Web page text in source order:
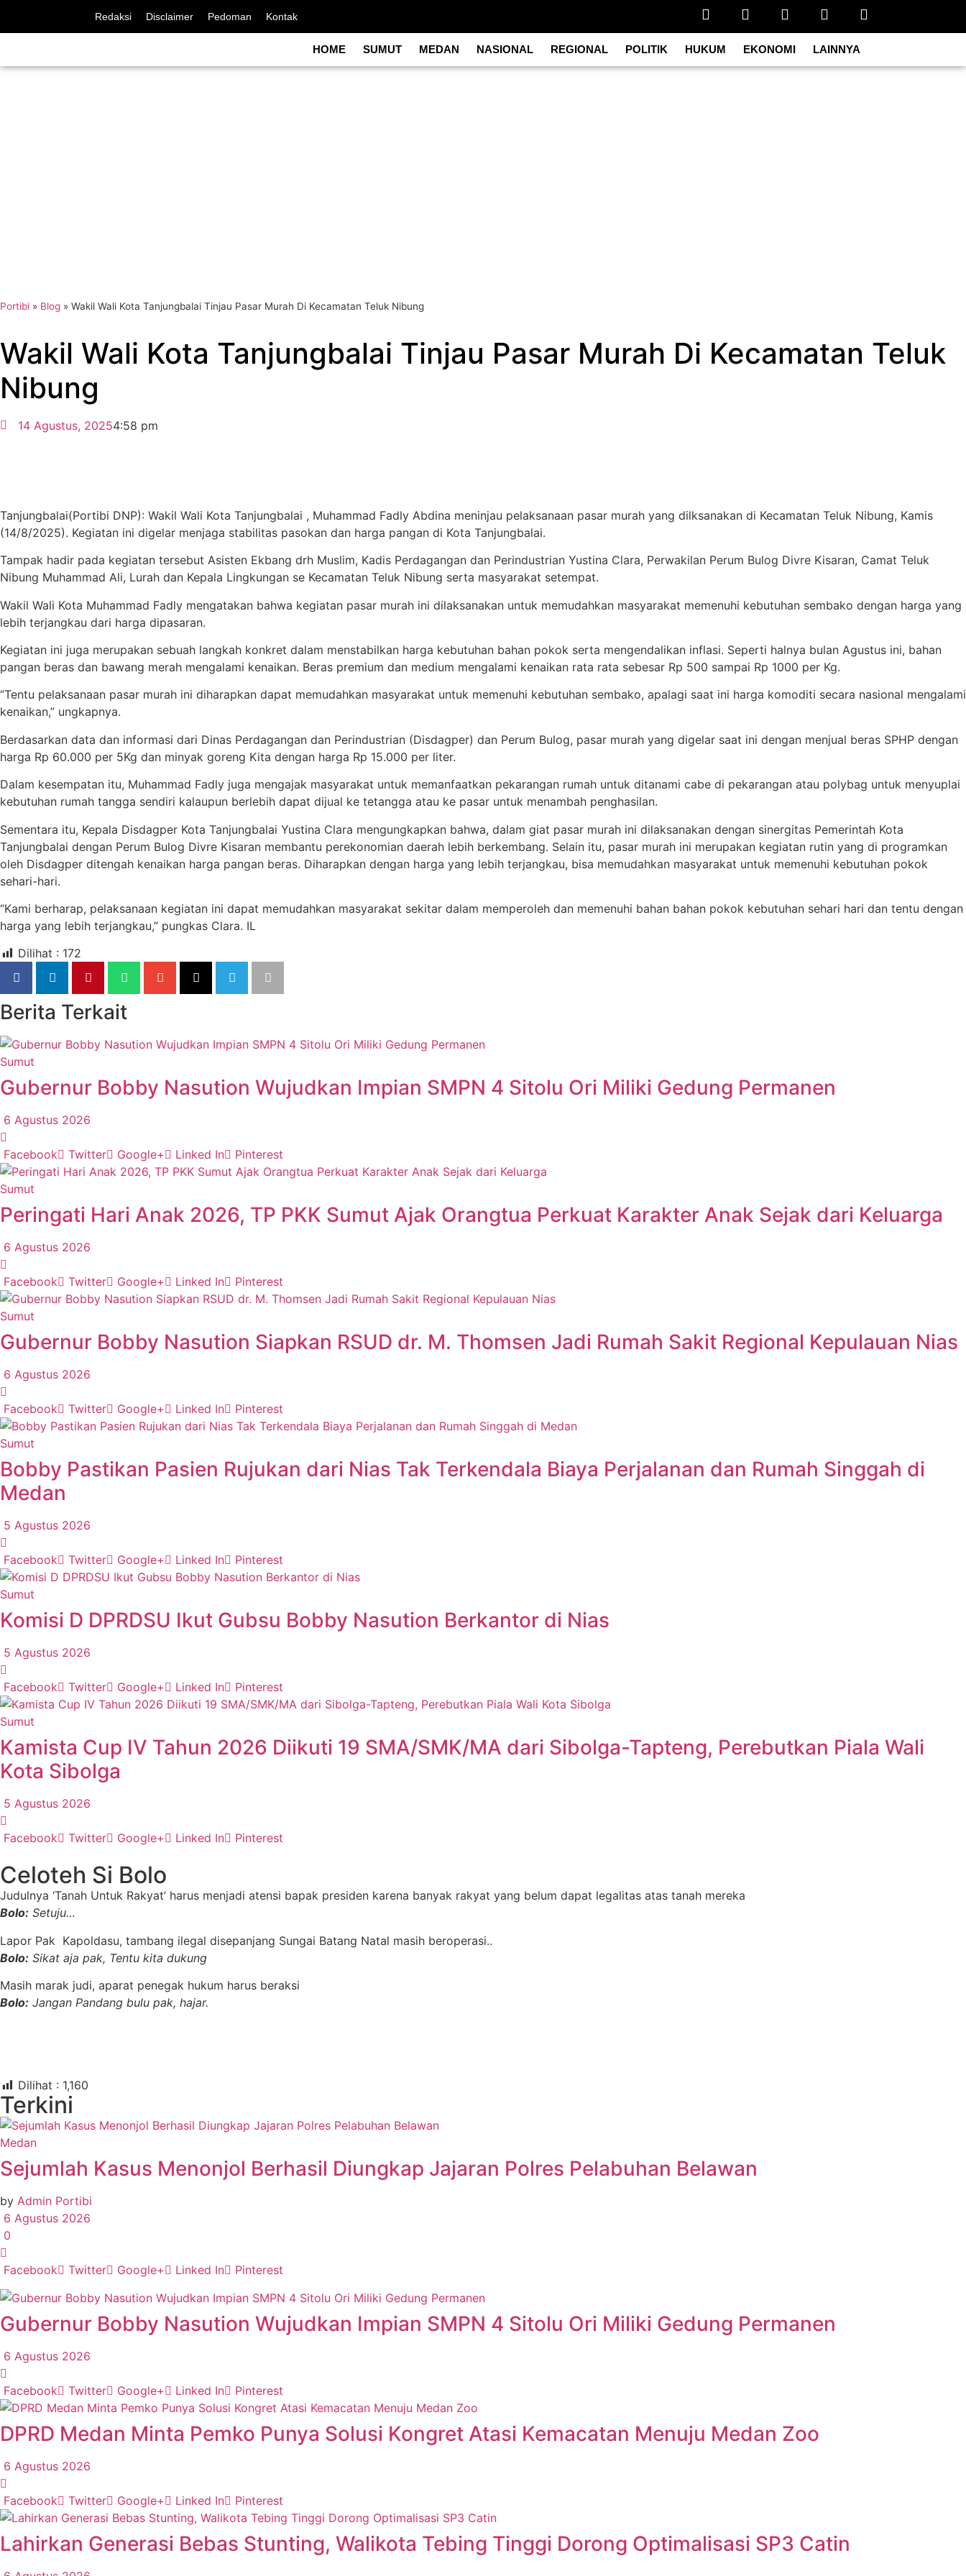
Redaksi Disclaimer Pedoman Kontak
HOME SUMUT MEDAN NASIONAL REGIONAL POLITIK HUKUM EKONOMI LAINNYA
Portibi » Blog » Wakil Wali Kota Tanjungbalai Tinjau Pasar Murah Di Kecamatan Teluk Nibung
Wakil Wali Kota Tanjungbalai Tinjau Pasar Murah Di Kecamatan Teluk
Nibung
14 Agustus, 20254:58 pm
Tanjungbalai(Portibi DNP): Wakil Wali Kota Tanjungbalai , Muhammad Fadly Abdina meninjau pelaksanaan pasar murah yang dilksanakan di Kecamatan Teluk Nibung, Kamis
(14/8/2025). Kegiatan ini digelar menjaga stabilitas pasokan dan harga pangan di Kota Tanjungbalai.
Tampak hadir pada kegiatan tersebut Asisten Ekbang drh Muslim, Kadis Perdagangan dan Perindustrian Yustina Clara, Perwakilan Perum Bulog Divre Kisaran, Camat Teluk
Nibung Muhammad Ali, Lurah dan Kepala Lingkungan se Kecamatan Teluk Nibung serta masyarakat setempat.
Wakil Wali Kota Muhammad Fadly mengatakan bahwa kegiatan pasar murah ini dilaksanakan untuk memudahkan masyarakat memenuhi kebutuhan sembako dengan harga yang
lebih terjangkau dari harga dipasaran.
Kegiatan ini juga merupakan sebuah langkah konkret dalam menstabilkan harga kebutuhan bahan pokok serta mengendalikan inflasi. Seperti halnya bulan Agustus ini, bahan
pangan beras dan bawang merah mengalami kenaikan. Beras premium dan medium mengalami kenaikan rata rata sebesar Rp 500 sampai Rp 1000 per Kg.
“Tentu pelaksanaan pasar murah ini diharapkan dapat memudahkan masyarakat untuk memenuhi kebutuhan sembako, apalagi saat ini harga komoditi secara nasional mengalami
kenaikan,” ungkapnya.
Berdasarkan data dan informasi dari Dinas Perdagangan dan Perindustrian (Disdagper) dan Perum Bulog, pasar murah yang digelar saat ini dengan menjual beras SPHP dengan
harga Rp 60.000 per 5Kg dan minyak goreng Kita dengan harga Rp 15.000 per liter.
Dalam kesempatan itu, Muhammad Fadly juga mengajak masyarakat untuk memanfaatkan pekarangan rumah untuk ditanami cabe di pekarangan atau polybag untuk menyuplai
kebutuhan rumah tangga sendiri kalaupun berlebih dapat dijual ke tetangga atau ke pasar untuk menambah penghasilan.
Sementara itu, Kepala Disdagper Kota Tanjungbalai Yustina Clara mengungkapkan bahwa, dalam giat pasar murah ini dilaksanakan dengan sinergitas Pemerintah Kota
Tanjungbalai dengan Perum Bulog Divre Kisaran membantu perekonomian daerah lebih berkembang. Selain itu, pasar murah ini merupakan kegiatan rutin yang di programkan
oleh Disdagper ditengah kenaikan harga pangan beras. Diharapkan dengan harga yang lebih terjangkau, bisa memudahkan masyarakat untuk memenuhi kebutuhan pokok
sehari-hari.
“Kami berharap, pelaksanaan kegiatan ini dapat memudahkan masyarakat sekitar dalam memperoleh dan memenuhi bahan bahan pokok kebutuhan sehari hari dan tentu dengan
harga yang lebih terjangkau,” pungkas Clara. IL
Dilihat : 172
Berita Terkait
Sumut
Gubernur Bobby Nasution Wujudkan Impian SMPN 4 Sitolu Ori Miliki Gedung Permanen
6 Agustus 2026
Facebook Twitter Google+ Linked In Pinterest
Sumut
Peringati Hari Anak 2026, TP PKK Sumut Ajak Orangtua Perkuat Karakter Anak Sejak dari Keluarga
6 Agustus 2026
Facebook Twitter Google+ Linked In Pinterest
Sumut
Gubernur Bobby Nasution Siapkan RSUD dr. M. Thomsen Jadi Rumah Sakit Regional Kepulauan Nias
6 Agustus 2026
Facebook Twitter Google+ Linked In Pinterest
Sumut
Bobby Pastikan Pasien Rujukan dari Nias Tak Terkendala Biaya Perjalanan dan Rumah Singgah di
Medan
5 Agustus 2026
Facebook Twitter Google+ Linked In Pinterest
Sumut
Komisi D DPRDSU Ikut Gubsu Bobby Nasution Berkantor di Nias
5 Agustus 2026
Facebook Twitter Google+ Linked In Pinterest
Sumut
Kamista Cup IV Tahun 2026 Diikuti 19 SMA/SMK/MA dari Sibolga-Tapteng, Perebutkan Piala Wali
Kota Sibolga
5 Agustus 2026
Facebook Twitter Google+ Linked In Pinterest
Celoteh Si Bolo
Judulnya ‘Tanah Untuk Rakyat’ harus menjadi atensi bapak presiden karena banyak rakyat yang belum dapat legalitas atas tanah mereka
Bolo: Setuju…
Lapor Pak Kapoldasu, tambang ilegal disepanjang Sungai Batang Natal masih beroperasi..
Bolo: Sikat aja pak, Tentu kita dukung
Masih marak judi, aparat penegak hukum harus beraksi
Bolo: Jangan Pandang bulu pak, hajar.
Dilihat : 1,160
Terkini
Medan
Sejumlah Kasus Menonjol Berhasil Diungkap Jajaran Polres Pelabuhan Belawan
by Admin Portibi
6 Agustus 2026
0
Facebook Twitter Google+ Linked In Pinterest
Gubernur Bobby Nasution Wujudkan Impian SMPN 4 Sitolu Ori Miliki Gedung Permanen
6 Agustus 2026
Facebook Twitter Google+ Linked In Pinterest
DPRD Medan Minta Pemko Punya Solusi Kongret Atasi Kemacatan Menuju Medan Zoo
6 Agustus 2026
Facebook Twitter Google+ Linked In Pinterest
Lahirkan Generasi Bebas Stunting, Walikota Tebing Tinggi Dorong Optimalisasi SP3 Catin